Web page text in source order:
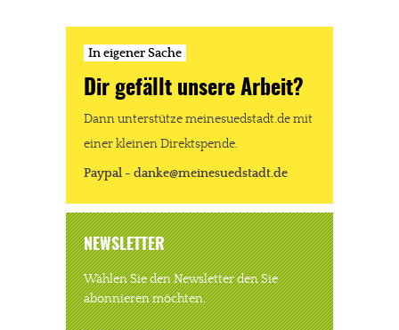
In eigener Sache
Dir gefällt unsere Arbeit?
Dann unterstütze meinesuedstadt.de mit
einer kleinen Direktspende.
Paypal - danke@meinesuedstadt.de
NEWSLETTER
Wählen Sie den Newsletter den Sie
abonnieren möchten.